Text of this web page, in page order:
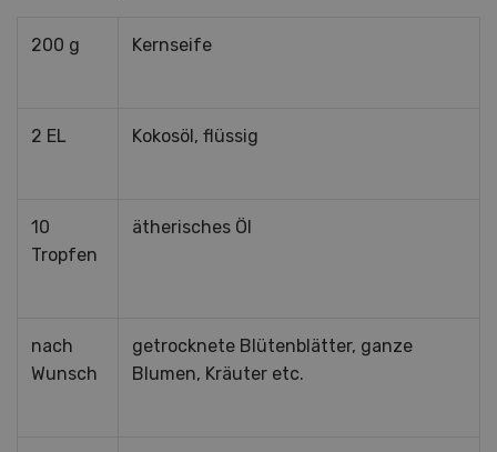
200 g Kernseife
2 EL Kokosöl, flüssig
10
Tropfen
ätherisches Öl
nach
Wunsch
getrocknete Blütenblätter, ganze
Blumen, Kräuter etc.